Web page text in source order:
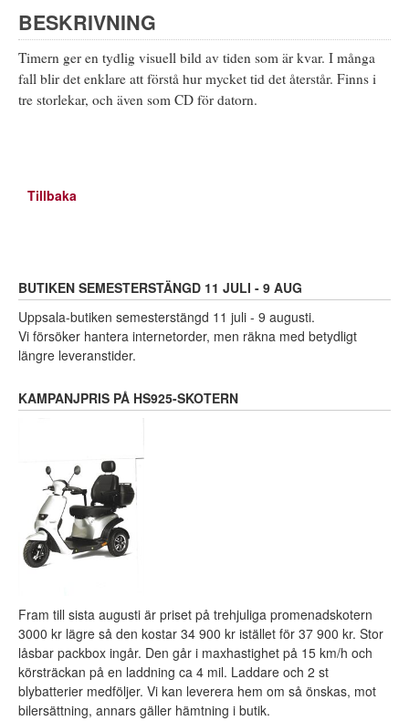
BESKRIVNING
Timern ger en tydlig visuell bild av tiden som är kvar. I många
fall blir det enklare att förstå hur mycket tid det återstår. Finns i
tre storlekar, och även som CD för datorn.
Tillbaka
BUTIKEN SEMESTERSTÄNGD 11 JULI - 9 AUG
Uppsala-butiken semesterstängd 11 juli - 9 augusti.
Vi försöker hantera internetorder, men räkna med betydligt
längre leveranstider.
KAMPANJPRIS PÅ HS925-SKOTERN
Fram till sista augusti är priset på trehjuliga promenadskotern
3000 kr lägre så den kostar 34 900 kr istället för 37 900 kr. Stor
låsbar packbox ingår. Den går i maxhastighet på 15 km/h och
körsträckan på en laddning ca 4 mil. Laddare och 2 st
blybatterier medföljer. Vi kan leverera hem om så önskas, mot
bilersättning, annars gäller hämtning i butik.